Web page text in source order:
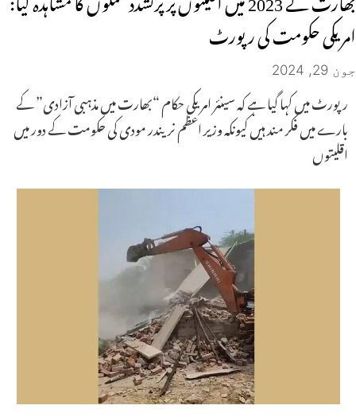
امریکی حکومت کی رپورٹ
جون 29, 2024
رپورٹ میں کہا گیا ہے کہ سینئر امریکی حکام “بھارت میں مذہبی آزادی” کے
بارے میں فکر مند ہیں کیونکہ وزیر اعظم نریندر مودی کی حکومت کے دور میں
اقلیتوں